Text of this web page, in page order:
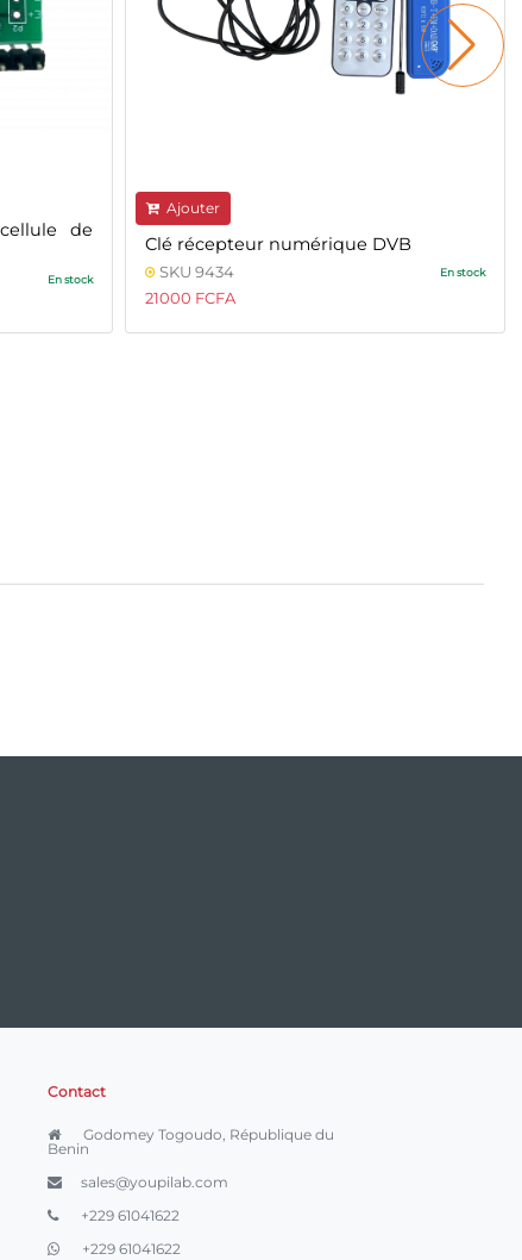
de
En stock
Ajouter
Clé récepteur numérique DVB
SKU 9434 En stock
21000 FCFA
Contact
Godomey Togoudo, République du
Benin
sales@youpilab.com
+229 61041622
+229 61041622